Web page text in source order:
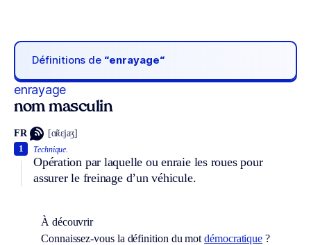
Définitions de “enrayage“
enrayage
nom masculin
FR [ɑ̃ʀɛjaʒ]
Technique.
Opération par laquelle ou enraie les roues pour
assurer le freinage d’un véhicule.
1
À découvrir
Connaissez-vous la définition du motdémocratique ?